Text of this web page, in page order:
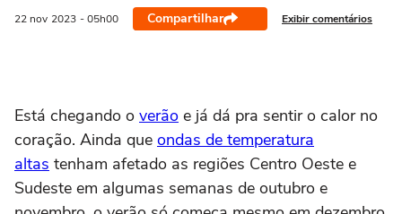
22 nov 2023 - 05h00 Compartilhar Exibir comentários
Está chegando o verão e já dá pra sentir o calor no
coração. Ainda que ondas de temperatura
altas tenham afetado as regiões Centro Oeste e
Sudeste em algumas semanas de outubro e